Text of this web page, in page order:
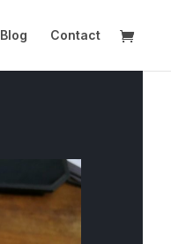
Blog Contact